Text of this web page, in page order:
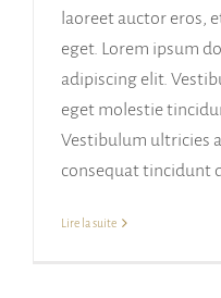
laoreet auctor eros,
eget. Lorem ipsum
adipiscing elit.
eget molestie
Vestibulum ultricies
consequat tincidunt
Lire la suite